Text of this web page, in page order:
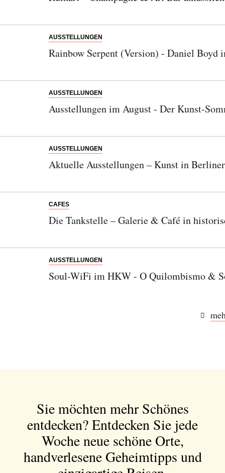
AUSSTELLUNGEN
Rainbow Serpent (Version) - Daniel Boyd
AUSSTELLUNGEN
Ausstellungen im August - Der Kunst-
AUSSTELLUNGEN
Aktuelle Ausstellungen – Kunst in
CAFES
Die Tankstelle – Galerie & Café in
AUSSTELLUNGEN
Soul-WiFi im HKW - O Quilombismo &
Sie möchten mehr Schönes
entdecken?Entdecken Sie jede
Woche neue schöne Orte,
handverlesene Geheimtipps und
Abonnieren Sie unseren Newsletter
Entdecken Sie jede Woche neue schöne
einzigartige Reisen.
Bitte schicken Sie mir bis zum Widerruf meiner
Einwilligung den Newsletter mit Informationen zu
zur Kenntnis genommen und akzeptiere diese.
SENDEN